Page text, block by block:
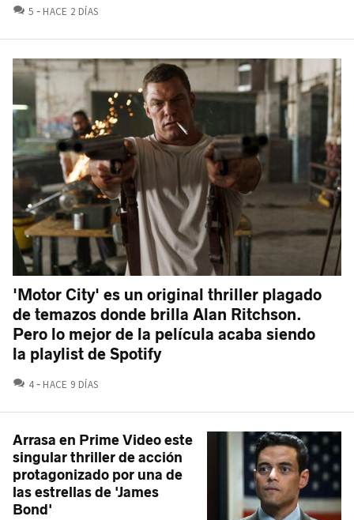
5 COMENTARIOS
HACE 2 DÍAS
'Motor City' es un original thriller plagado
de temazos donde brilla Alan Ritchson.
Pero lo mejor de la película acaba siendo
la playlist de Spotify
4 COMENTARIOS
HACE 9 DÍAS
Arrasa en Prime Video este
singular thriller de acción
protagonizado por una de
las estrellas de 'James
Bond'